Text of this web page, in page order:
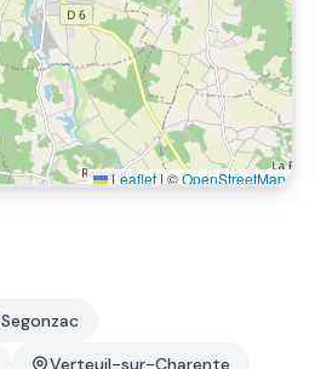
Leaflet | ©OpenStreetMap
Segonzac
Verteuil-sur-Charente